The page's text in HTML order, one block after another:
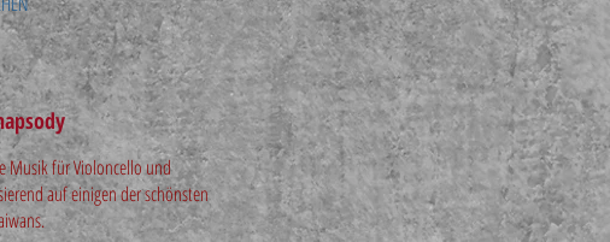
Musik für Violoncello und
auf einigen der schönsten